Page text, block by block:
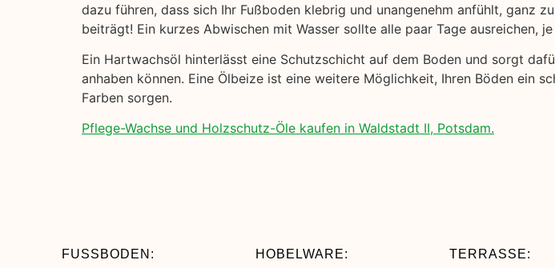
dazu führen, dass sich Ihr Fußboden klebrig und unangenehm anfühlt, ganz
beiträgt! Ein kurzes Abwischen mit Wasser sollte alle paar Tage ausreichen,
Ein Hartwachsöl hinterlässt eine Schutzschicht auf dem Boden und sorgt
anhaben können. Eine Ölbeize ist eine weitere Möglichkeit, Ihren Böden ein
Farben sorgen.
Pflege-Wachse und Holzschutz-Öle kaufen in Waldstadt II, Potsdam.
FUSSBODEN: HOBELWARE: TERRASSE: